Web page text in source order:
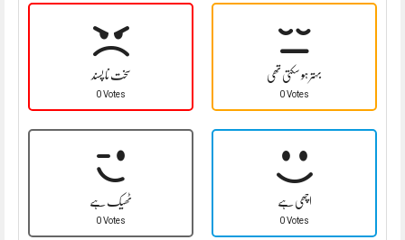
سخت نا پسند
0 Votes
بہتر ہو سکتی تھی
0 Votes
ٹھیک ہے
0 Votes
اچھی ہے
0 Votes